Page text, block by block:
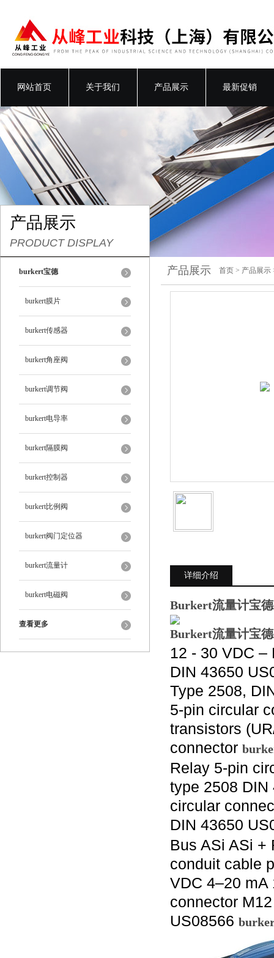
网站首页 关于我们 产品展示 最新促销
产品展示
PRODUCT DISPLAY
burkert宝德
burkert膜片
burkert传感器
burkert角座阀
burkert调节阀
burkert电导率
burkert隔膜阀
burkert控制器
burkert比例阀
burkert阀门定位器
burkert流量计
burkert电磁阀
查看更多
产品展示 首页 > 产品展示
详细介绍
Burkert流量计宝德
Burkert流量计宝德
12 - 30 VDC –
DIN 43650
Type 2508,
5-pin circular
transistors
connector
Relay 5-pin
type 2508 DIN
circular
DIN 43650
Bus ASi ASi +
conduit cable
VDC 4–20 mA
connector
US08566